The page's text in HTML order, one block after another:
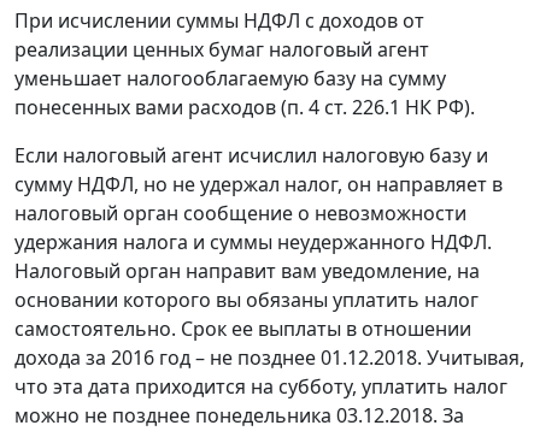
При исчислении суммы НДФЛ с доходов от
реализации ценных бумаг налоговый агент
уменьшает налогооблагаемую базу на сумму
понесенных вами расходов (п. 4 ст. 226.1 НК РФ).
Если налоговый агент исчислил налоговую базу и
сумму НДФЛ, но не удержал налог, он направляет в
налоговый орган сообщение о невозможности
удержания налога и суммы неудержанного НДФЛ.
Налоговый орган направит вам уведомление, на
основании которого вы обязаны уплатить налог
самостоятельно. Срок ее выплаты в отношении
дохода за 2016 год – не позднее 01.12.2018. Учитывая,
что эта дата приходится на субботу, уплатить налог
можно не позднее понедельника 03.12.2018. За